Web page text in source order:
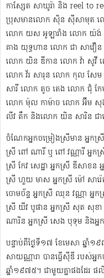
កាស្សែត សាឃូរ៉ា និង reel to
ប្រុសមាន​លោក ស៊ិន ស៊ីសាមុត ល
លោក យស អូឡារាំង លោក យ៉ង់
គាង យុទ្ធហាន លោក ជា សាវ
លោក យិន ឌីកាន លោក វ៉ា សូវី
លោក វ័រ សារុន​ លោក កុល សែ
សារី លោក តូច តេង លោក ជុំ
លោក ម៉ុល កាម៉ាច លោក អ៊ឹម
លីវ តឹក និងលោក យិន សារិន ជា
ចំណែកអ្នកចម្រៀងស្រីមាន អ្នកស្
ស្រី ពៅ ណារី ឬ ពៅ វណ្ណារី អ្នកស្
ស្រី កែវ សេដ្ឋា អ្នកស្រី ឌី​សាខន
ស្រី ហួយ មាស អ្នកស្រី ម៉ៅ សារ៉េ
ចោម​ច័ន្ទ អ្នកស្រី ឈុន វណ្ណា អ្ន
ស្រី យីវ​ បូផាន​ អ្នកស្រី​ សុត សុខា
ណារិន អ្នកស្រី សេង បុទុម និងអ្
បន្ទាប់​ពីថ្ងៃទី១៧ ខែមេសា ឆ្នាំ
សាយណ្ណារា បានធ្វើស៊ីឌី ​របស់អ្ន
ឆ្នាំ១៩៧៥។ ជាមួយគ្នាផងដែរ